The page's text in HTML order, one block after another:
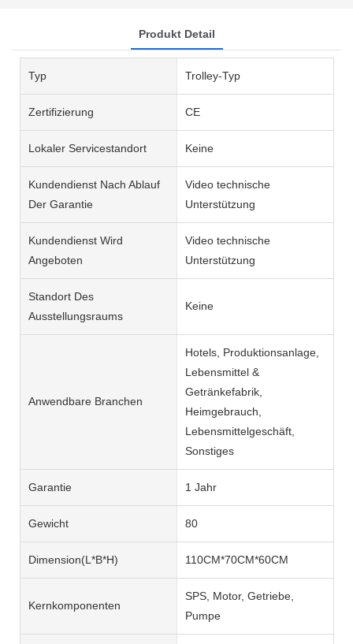
Produkt Detail
Typ Trolley-Typ
Zertifizierung CE
Lokaler Servicestandort Keine
Kundendienst Nach Ablauf
Der Garantie
Video technische
Unterstützung
Kundendienst Wird
Angeboten
Video technische
Unterstützung
Standort Des
Ausstellungsraums
Keine
Anwendbare Branchen
Hotels, Produktionsanlage,
Lebensmittel &
Getränkefabrik,
Heimgebrauch,
Lebensmittelgeschäft,
Sonstiges
Garantie 1 Jahr
Gewicht 80
Dimension(L*B*H) 110CM*70CM*60CM
Kernkomponenten
SPS, Motor, Getriebe,
Pumpe